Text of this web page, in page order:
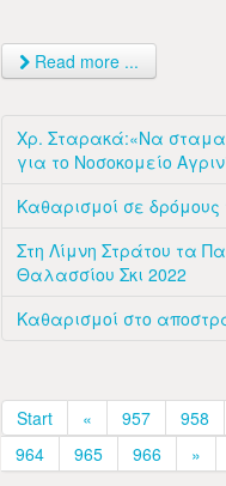
Read more ...
Χρ. Σταρακά:«Να
για το Νοσοκομείο
Καθαρισμοί σε
Στη Λίμνη Στράτου τα
Θαλασσίου Σκι 2022
Καθαρισμοί στο
Start « 957
958
964
965 966 »